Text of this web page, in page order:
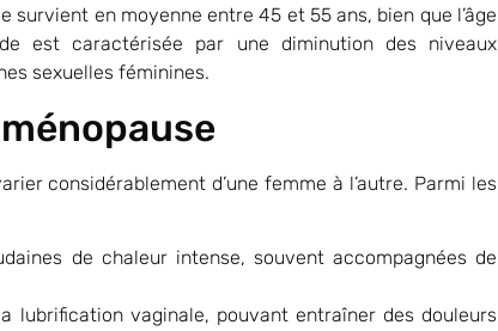
en moyenne entre 45 et 55 ans, bien que l’âge
est caractérisée par une diminution des niveaux
sexuelles féminines.
considérablement d’une femme à l’autre. Parmi les
de chaleur intense, souvent accompagnées de
lubrification vaginale, pouvant entraîner des douleurs